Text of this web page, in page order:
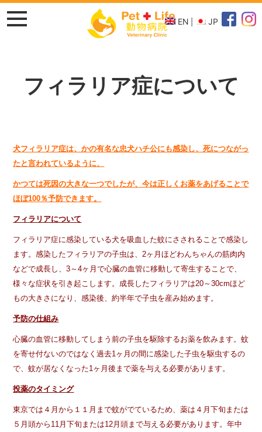
EN JP
フィラリア症について
犬フィラリア症は、かの有名な忠犬ハチ公にも感染し、死につながっ
たと言われているように、
かつては死因の大きな一つでしたが、今は正しくお薬をあげることで
ほぼ100％予防できます。
フィラリアについて
フィラリア症に感染している犬を吸血した蚊にさされることで感染し
ます。感染したフィラリアの子虫は、2ヶ月ほどわんちゃんの筋肉内
などで成長し、3～4ヶ月で心臓の血管に移動して寄生することで、
様々な症状を引き起こします。成長したフィラリアは20～30cmほど
もの大きさになり、感染後、約半年で子虫を産み始めます。
予防の仕組み
心臓の血管に移動してしまう前の子虫を駆除するお薬を飲みます。蚊
を寄せ付ないのではなく過去1ヶ月の間に感染した子虫を駆虫するの
で、蚊が居なくなった1ヶ月後まで薬を与える必要があります。
投薬のタイミング
東京では４月から１１月まで蚊がでているため、薬は４月下旬または
５月頭から11月下旬または12月頭まで与える必要があります。年中